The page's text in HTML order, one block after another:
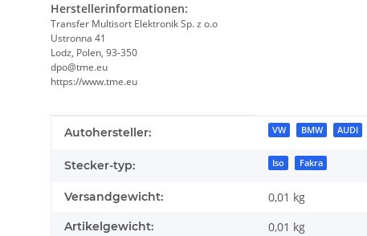
Herstellerinformationen:
Transfer Multisort Elektronik Sp. z o.o
Ustronna 41
Lodz, Polen, 93-350
dpo@tme.eu
https://www.tme.eu
Produkteigenschaft
Wert
Autohersteller: VW BMW AUDI
Stecker-typ: Iso Fakra
Versandgewicht: 0,01 kg
Artikelgewicht: 0,01 kg